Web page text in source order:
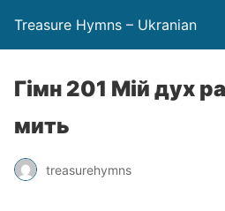
Treasure Hymns – Ukranian
Гімн 201 Мій дух
мить
treasurehymns